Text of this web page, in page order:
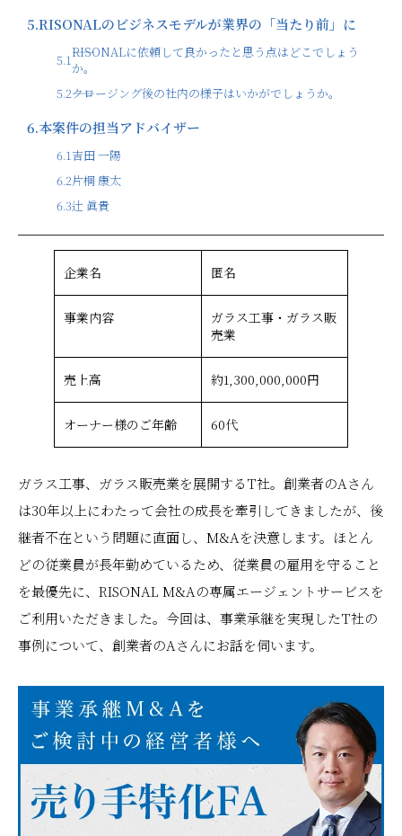
5.RISONALのビジネスモデルが業界の「当たり前」に
5.1――RISONALに依頼して良かったと思う点はどこでしょう
か。
5.2――クロージング後の社内の様子はいかがでしょうか。
6.本案件の担当アドバイザー
6.1吉田 一陽
6.2片桐 康太
6.3辻 眞貴
企業名 匿名
事業内容
ガラス工事・ガラス販
売業
売上高 約1,300,000,000円
オーナー様のご年齢 60代
ガラス工事、ガラス販売業を展開するT社。創業者のAさん
は30年以上にわたって会社の成長を牽引してきましたが、後
継者不在という問題に直面し、M&Aを決意します。ほとん
どの従業員が長年勤めているため、従業員の雇用を守ること
を最優先に、RISONAL M&Aの専属エージェントサービスを
ご利用いただきました。今回は、事業承継を実現したT社の
事例について、創業者のAさんにお話を伺います。